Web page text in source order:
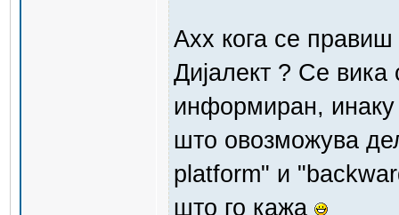
Ахх кога се
Дијалект ? Се
информиран, инаку
што овозможува
platform" и
што го кажа